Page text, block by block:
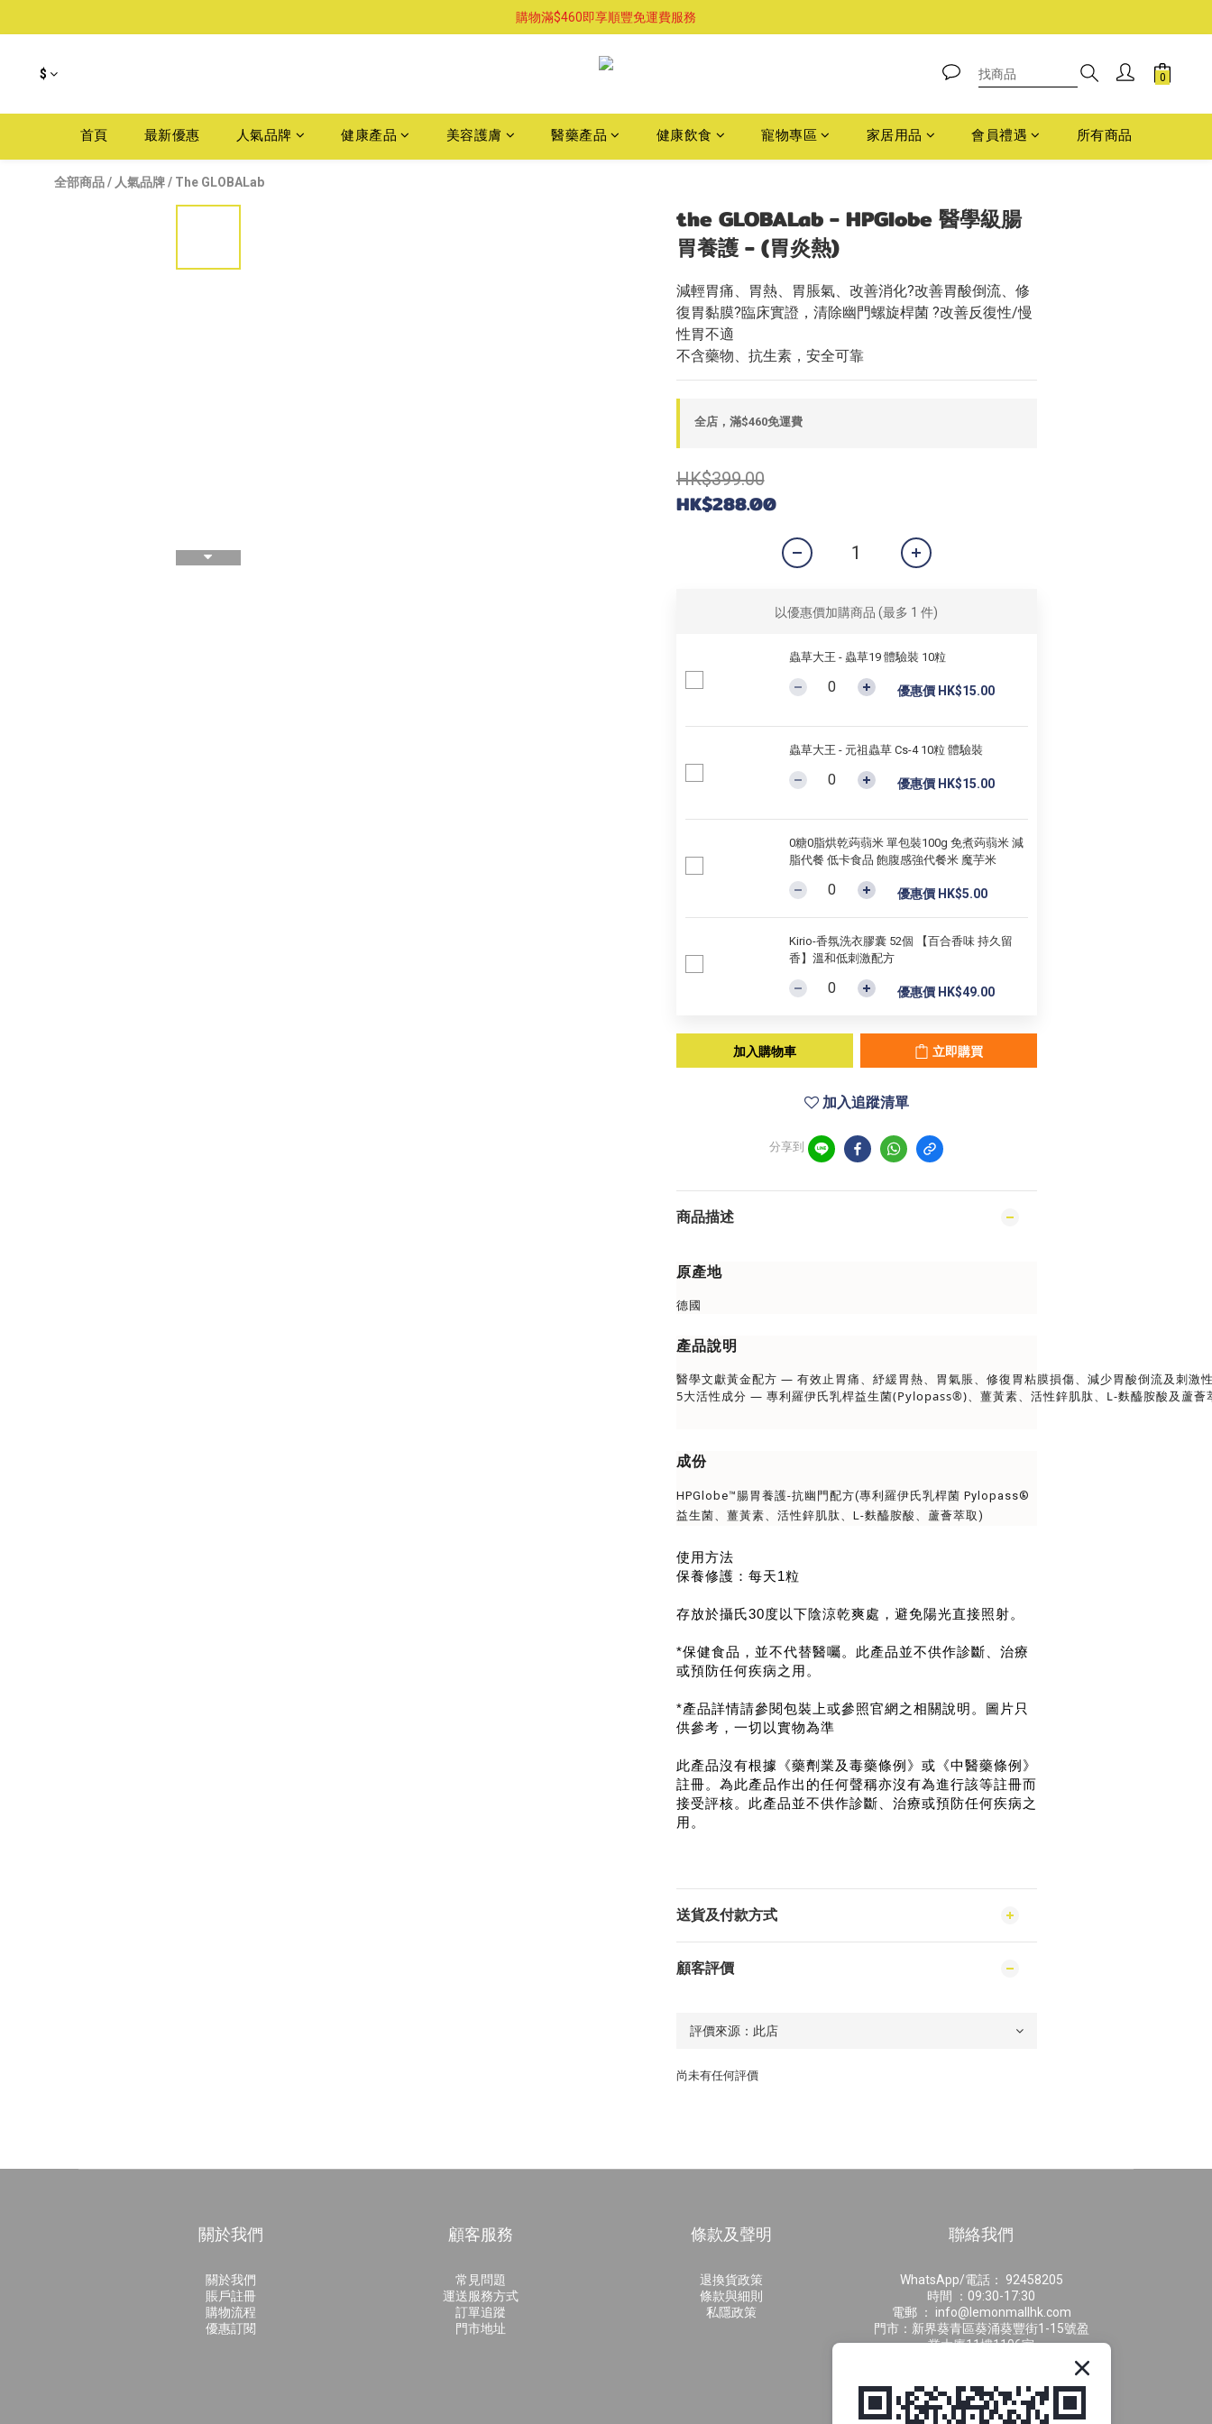
購物滿$460即享順豐免運費服務
購物滿$460即享順豐免運費服務
$
首頁 最新優惠 人氣品牌 健康產品 美容護膚 醫藥產品 健康飲食 寵物專區 家居用品 會員禮遇 所有商品
全部商品/ 人氣品牌/ The GLOBALab
the GLOBALab - HPGlobe 醫學級腸
胃養護 - (胃炎熱)
減輕胃痛、胃熱、胃脹氣、改善消化?改善胃酸倒流、修
復胃黏膜?臨床實證，清除幽門螺旋桿菌 ?改善反復性/慢
性胃不適
不含藥物、抗生素，安全可靠
全店，滿$460免運費
HK$399.00
HK$288.00
以優惠價加購商品 (最多 1 件)
蟲草大王 - 蟲草19 體驗裝 10粒
優惠價 HK$15.00
蟲草大王 - 元祖蟲草 Cs-4 10粒 體驗裝
優惠價 HK$15.00
0糖0脂烘乾蒟蒻米 單包裝100g 免煮蒟蒻米 減
脂代餐 低卡食品 飽腹感強代餐米 魔芋米
優惠價 HK$5.00
Kirio-香氛洗衣膠囊 52個 【百合香味 持久留
香】溫和低刺激配方
優惠價 HK$49.00
加入購物車 立即購買
加入追蹤清單
分享到
商品描述
原產地
德國
產品說明
醫學文獻黃金配方 — 有效止胃痛、紓緩胃熱、胃氣脹、修復胃粘膜損傷、減少胃酸倒流及刺激
5大活性成分 — 專利羅伊氏乳桿益生菌(Pylopass®)、薑黃素、活性鋅肌肽、L-麩醯胺酸及蘆薈
成份
HPGlobe™腸胃養護-抗幽門配方(專利羅伊氏乳桿菌 Pylopass®
益生菌、薑黃素、活性鋅肌肽、L-麩醯胺酸、蘆薈萃取)
使用方法
保養修護：每天1粒
存放於攝氏30度以下陰涼乾爽處，避免陽光直接照射。
*保健食品，並不代替醫囑。此產品並不供作診斷、治療
或預防任何疾病之用。
*產品詳情請參閱包裝上或參照官網之相關說明。圖片只
供參考，一切以實物為準
此產品沒有根據《藥劑業及毒藥條例》或《中醫藥條例》
註冊。為此產品作出的任何聲稱亦沒有為進行該等註冊而
接受評核。此產品並不供作診斷、治療或預防任何疾病之
用。
送貨及付款方式
顧客評價
尚未有任何評價
關於我們
關於我們
賬戶註冊
購物流程
優惠訂閱
顧客服務
常見問題
運送服務方式
訂單追蹤
門市地址
條款及聲明
退換貨政策
條款與細則
私隱政策
聯絡我們
WhatsApp/電話： 92458205
時間 ：09:30-17:30
電郵 ： info@lemonmallhk.com
門市：新界葵青區葵涌葵豐街1-15號盈
業大廈11樓1106室